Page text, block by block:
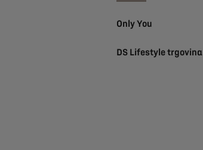
Only You
DS Lifestyle trgovina